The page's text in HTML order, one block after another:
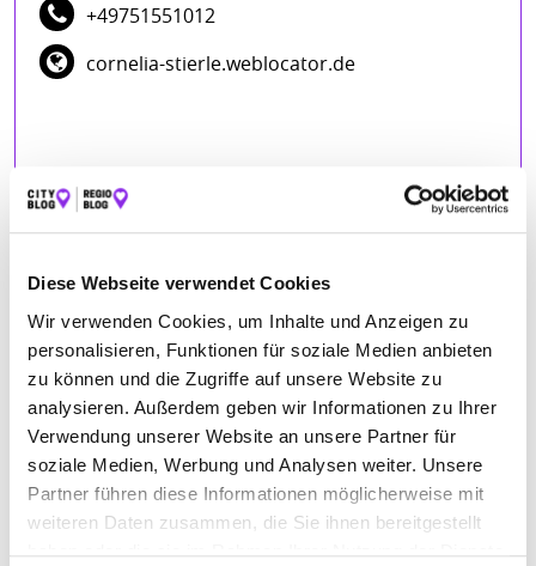
Diese Webseite verwendet Cookies
Wir verwenden Cookies, um Inhalte und Anzeigen zu
personalisieren, Funktionen für soziale Medien anbieten
zu können und die Zugriffe auf unsere Website zu
analysieren. Außerdem geben wir Informationen zu Ihrer
Verwendung unserer Website an unsere Partner für
soziale Medien, Werbung und Analysen weiter. Unsere
Partner führen diese Informationen möglicherweise mit
weiteren Daten zusammen, die Sie ihnen bereitgestellt
+49751551012
cornelia-stierle.weblocator.de
BEWERTUNGEN
Markus Treu– 09.05.2021
★★★★★
Top Service. Richtig gute Mitarbeiter
KERSTIN Kollmus– 27.10.2020
★★★★★
Immer wieder einen Kurzurlaub Wert 😀